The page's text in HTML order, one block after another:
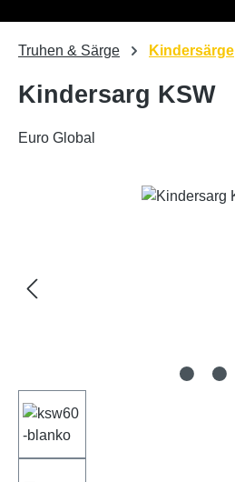
Truhen & Särge Kindersärge
Kindersarg KSW
Euro Global
Bildergalerie überspringen